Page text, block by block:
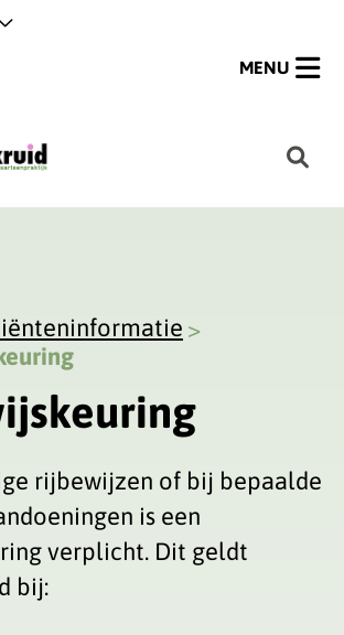
H
MENU
rijbewijzen of bij bepaalde
is een
verplicht. Dit geldt
bij: